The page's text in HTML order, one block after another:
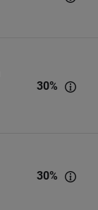
30%
30%